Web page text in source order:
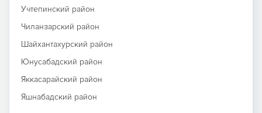
Учтепинский район
Чиланзарский район
Шайхантахурский район
Юнусабадский район
Яккасарайский район
Яшнабадский район